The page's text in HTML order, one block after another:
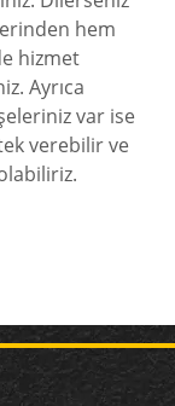
hem
hizmet
Ayrıca
var ise
verebilir ve